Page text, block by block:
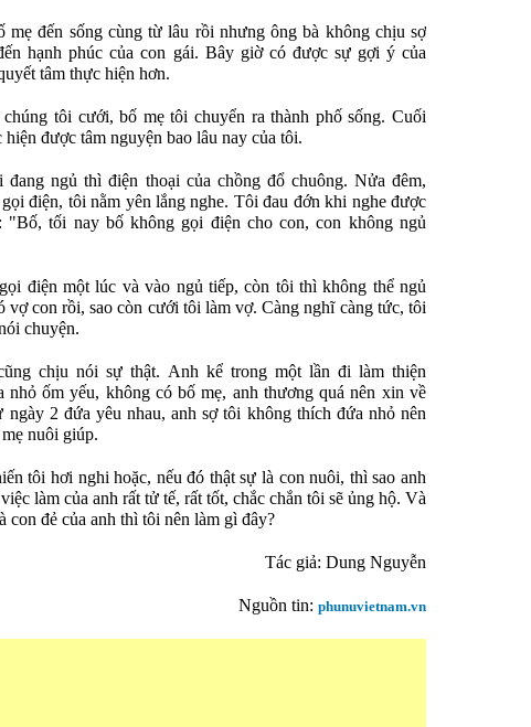
mẹ đến sống cùng từ lâu rồi nhưng ông bà không chịu sợ
hạnh phúc của con gái. Bây giờ có được sự gợi ý của
tâm thực hiện hơn.
tôi cưới, bố mẹ tôi chuyển ra thành phố sống. Cuối
được tâm nguyện bao lâu nay của tôi.
ngủ thì điện thoại của chồng đổ chuông. Nửa đêm,
điện, tôi nằm yên lắng nghe. Tôi đau đớn khi nghe được
"Bố, tối nay bố không gọi điện cho con, con không ngủ
điện một lúc và vào ngủ tiếp, còn tôi thì không thể ngủ
vợ con rồi, sao còn cưới tôi làm vợ. Càng nghĩ càng tức, tôi
chuyện.
chịu nói sự thật. Anh kể trong một lần đi làm thiện
nhỏ ốm yếu, không có bố mẹ, anh thương quá nên xin về
ngày 2 đứa yêu nhau, anh sợ tôi không thích đứa nhỏ nên
nuôi giúp.
tôi hơi nghi hoặc, nếu đó thật sự là con nuôi, thì sao anh
làm của anh rất tử tế, rất tốt, chắc chắn tôi sẽ ủng hộ. Và
con đẻ của anh thì tôi nên làm gì đây?
Tác giả: Dung Nguyễn
Nguồn tin: phunuvietnam.vn